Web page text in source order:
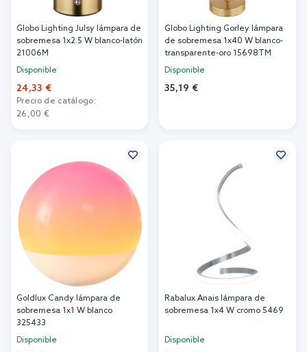
Globo Lighting Julsy lámpara de
sobremesa 1x2.5 W blanco-latón
21006M
Disponible
24,33 €
Precio de catálogo:
26,00 €
Globo Lighting Gorley lámpara
de sobremesa 1x40 W blanco-
transparente-oro 15698TM
Disponible
35,19 €
Goldlux Candy lámpara de
sobremesa 1x1 W blanco
325433
Disponible
Rabalux Anais lámpara de
sobremesa 1x4 W cromo 5469
Disponible